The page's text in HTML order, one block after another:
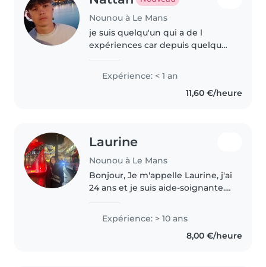
Nounou à Le Mans
je suis quelqu'un qui a de l
expériences car depuis quelques
petit frère tout seul je suis une
personne drôle responsable.
Expérience: < 1 an
11,60 €/heure
Laurine
Nounou à Le Mans
Bonjour, Je m'appelle Laurine, j'ai
24 ans et je suis aide-soignante.
services de baby-sitting. Grâce à
mon métier, j'ai l'habitude..
Expérience: > 10 ans
8,00 €/heure